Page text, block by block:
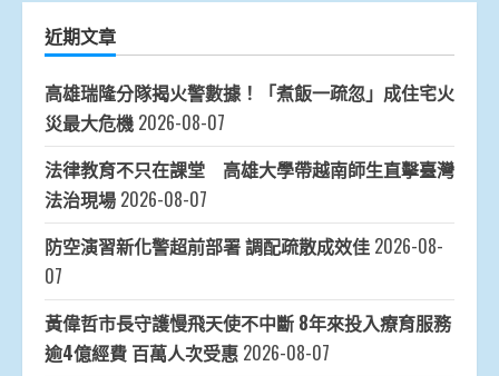
近期文章
高雄瑞隆分隊揭火警數據！「煮飯一疏忽」成住宅火
災最大危機 2026-08-07
法律教育不只在課堂 高雄大學帶越南師生直擊臺灣
法治現場 2026-08-07
防空演習新化警超前部署 調配疏散成效佳 2026-08-
07
黃偉哲市長守護慢飛天使不中斷 8年來投入療育服務
逾4億經費 百萬人次受惠 2026-08-07